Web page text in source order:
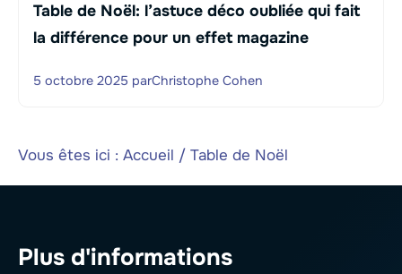
Table de Noël: l’astuce déco oubliée qui fait
la différence pour un effet magazine
5 octobre 2025 parChristophe Cohen
Vous êtes ici : Accueil / Table de Noël
Plus d'informations